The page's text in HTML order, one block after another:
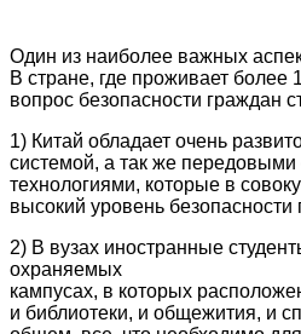
Один из наиболее важных
В стране, где проживает
вопрос безопасности граждан
1) Китай обладает очень
системой, а так же передовыми
технологиями, которые в
высокий уровень безопасности
2) В вузах иностранные
охраняемых
кампусах, в которых
и библиотеки, и общежития, и